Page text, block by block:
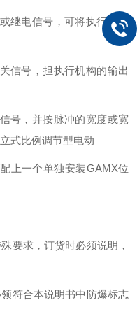
继电信号，可将执行机构
信号，担执行机构的输出
号，并按脉冲的宽度或宽
式比例调节型电动
上一个单独安装GAMX位
要求，订货时必须说明，
符合本说明书中防爆标志